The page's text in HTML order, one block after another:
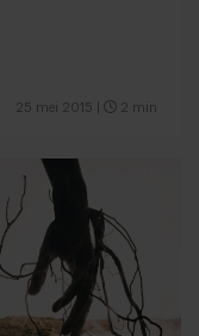
25 mei 2015 2 min